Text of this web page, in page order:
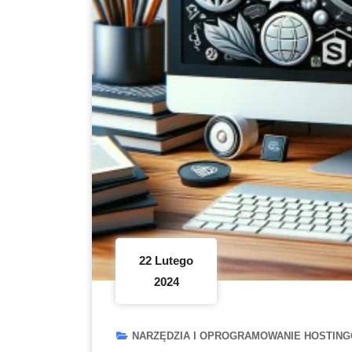
22 Lutego
2024
NARZĘDZIA I OPROGRAMOWANIE